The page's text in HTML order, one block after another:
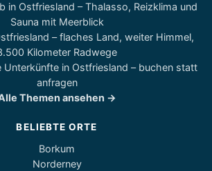
in Ostfriesland – Thalasso, Reizklima und
Sauna mit Meerblick
– flaches Land, weiter Himmel,
Kilometer Radwege
Unterkünfte in Ostfriesland – buchen statt
anfragen
Themen ansehen →
BELIEBTE ORTE
Borkum
Norderney